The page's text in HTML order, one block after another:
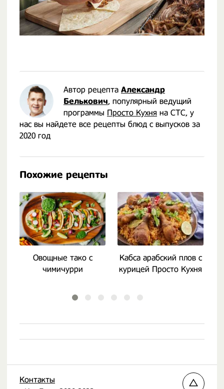
Автор рецепта Александр
Белькович, популярный ведущий
программы Просто Кухня на СТС, у
нас вы найдете все рецепты блюд с выпусков за
2020 год
Похожие рецепты
Овощные тако с
чимичурри
Кабса арабский плов с
курицей Просто Кухня
Контакты